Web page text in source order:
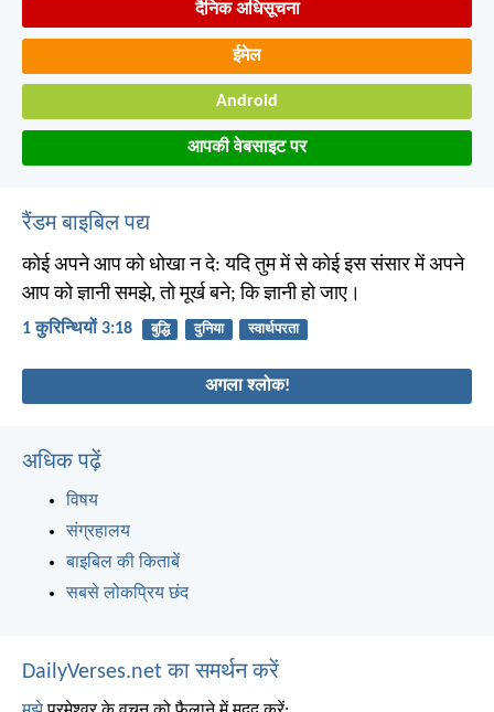
दैनिक अधिसूचना
ईमेल
Android
आपकी वेबसाइट पर
रैंडम बाइबिल पद्य
कोई अपने आप को धोखा न दे: यदि तुम में से कोई इस संसार में अपने
आप को ज्ञानी समझे, तो मूर्ख बने; कि ज्ञानी हो जाए।
1 कुरिन्थियों 3:18 बुद्धि दुनिया स्वार्थपरता
अगला श्लोक!
अधिक पढ़ें
विषय
संग्रहालय
बाइबिल की किताबें
सबसे लोकप्रिय छंद
DailyVerses.net का समर्थन करें